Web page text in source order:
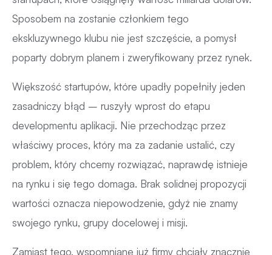
Sposobem na zostanie członkiem tego
ekskluzywnego klubu nie jest szczęście, a pomysł
poparty dobrym planem i zweryfikowany przez rynek.
Większość startupów, które upadły popełniły jeden
zasadniczy błąd – ruszyły wprost do etapu
developmentu aplikacji. Nie przechodząc przez
właściwy proces, który ma za zadanie ustalić, czy
problem, który chcemy rozwiązać, naprawdę istnieje
na rynku i się tego domaga. Brak solidnej propozycji
wartości oznacza niepowodzenie, gdyż nie znamy
swojego rynku, grupy docelowej i misji.
Zamiast tego, wspomniane już firmy chciały znacznie